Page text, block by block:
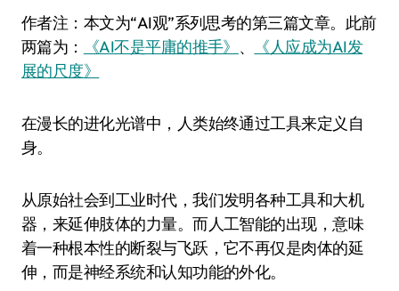
作者注：本文为“AI观”系列思考的第三篇文章。此前
两篇为：
《AI不是平庸的推手》 、
《人应成为AI发
展的尺度》
在漫长的进化光谱中，人类始终通过工具来定义自
身。
从原始社会到工业时代，我们发明各种工具和大机
器，来延伸肢体的力量。而人工智能的出现，意味
着一种根本性的断裂与飞跃，它不再仅是肉体的延
伸，而是神经系统和认知功能的外化。